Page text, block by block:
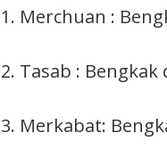
1. Merchuan :
2. Tasab :
3. Merkabat: